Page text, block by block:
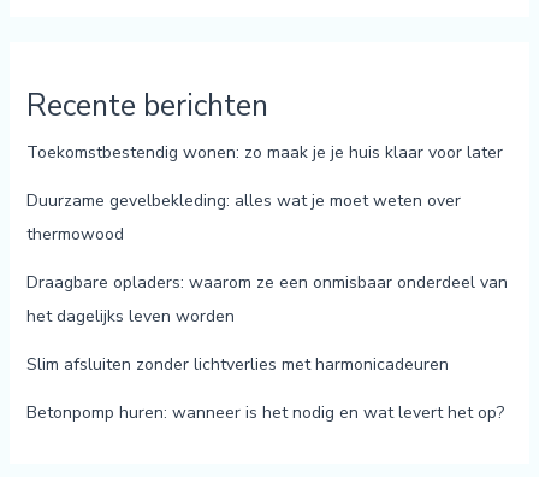
Recente berichten
Toekomstbestendig wonen: zo maak je je huis klaar voor later
Duurzame gevelbekleding: alles wat je moet weten over
thermowood
Draagbare opladers: waarom ze een onmisbaar onderdeel van
het dagelijks leven worden
Slim afsluiten zonder lichtverlies met harmonicadeuren
Betonpomp huren: wanneer is het nodig en wat levert het op?